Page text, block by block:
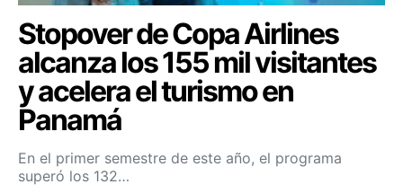
Stopover de Copa Airlines
alcanza los 155 mil visitantes
y acelera el turismo en
Panamá
En el primer semestre de este año, el programa
superó los 132…